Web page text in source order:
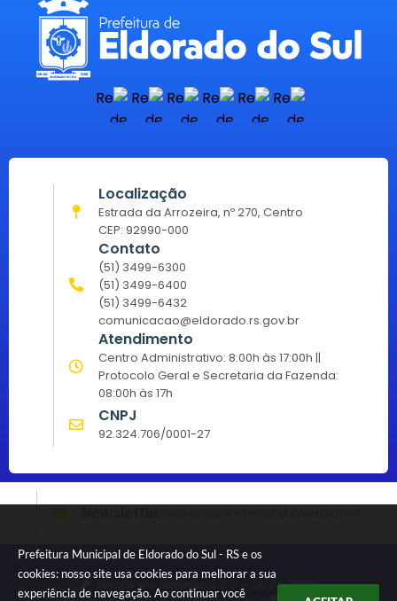
Prefeitura Municipal de Eldorado do Sul - RS e os
cookies: nosso site usa cookies para melhorar a sua
experiência de navegação. Ao continuar você
Localização
Estrada da Arrozeira, nº 270, Centro
CEP: 92990-000
Contato
(51) 3499-6300
(51) 3499-6400
(51) 3499-6432
comunicacao@eldorado.rs.gov.br
Atendimento
Centro Administrativo: 8:00h às 17:00h ||
Protocolo Geral e Secretaria da Fazenda:
08:00h às 17h
CNPJ
92.324.706/0001-27
Versão do Sistema:
3.5.3 - 19/06/2026